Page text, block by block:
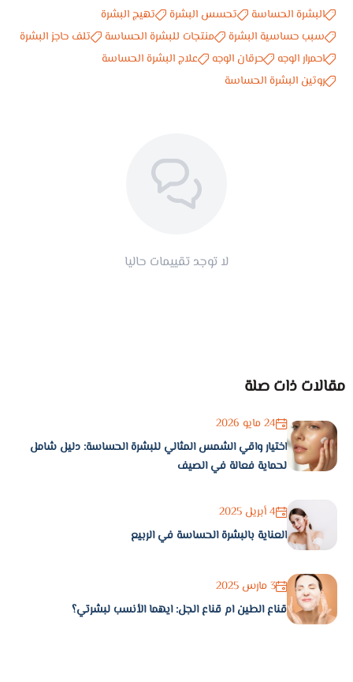
البشرة الحساسة تحسس البشرة
تهيج البشرة
سبب حساسية البشرة
منتجات للبشرة الحساسة
تلف حاجز البشرة
احمرار الوجه
حرقان الوجه
علاج البشرة الحساسة
روتين البشرة الحساسة
لا توجد تقييمات حاليا
مقالات ذات صلة
24 مايو 2026
اختيار واقي الشمس المثالي للبشرة الحساسة: دليل شامل
لحماية فعالة في الصيف
4 أبريل 2025
العناية بالبشرة الحساسة في الربيع
3 مارس 2025
قناع الطين ام قناع الجل: ايهما الأنسب لبشرتي؟